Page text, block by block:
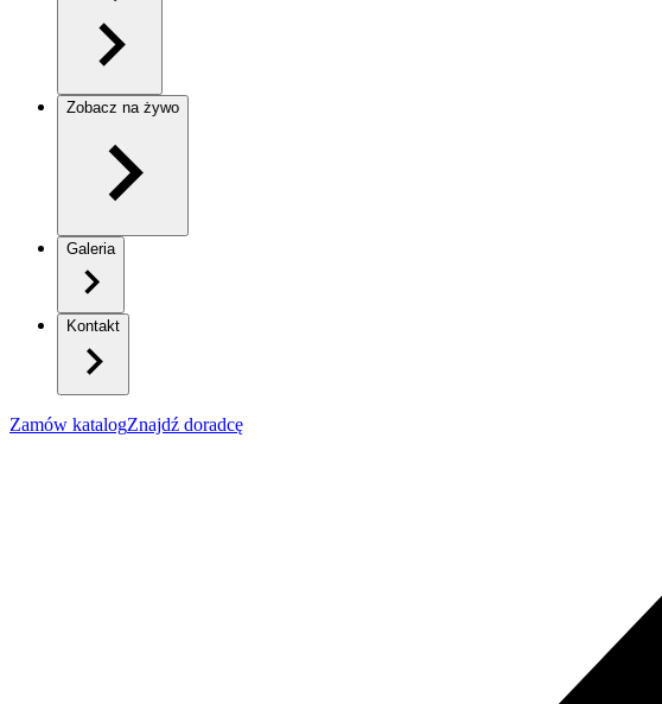
Zobacz na żywo
Galeria
Kontakt
Zamów katalogZnajdź doradcę